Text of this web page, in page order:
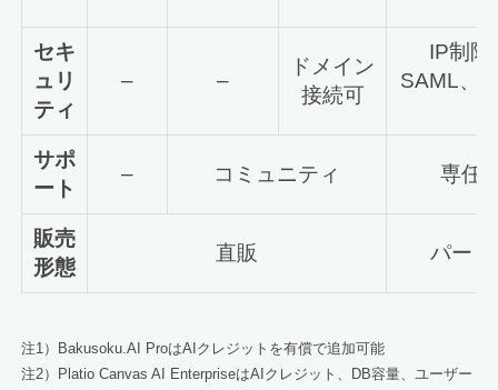
セキ
ュリ
ティ
– –
ドメイン
接続可
IP制限
SAML、
サポ
ート
– コミュニティ 専任
販売
形態
直販 パー
注1）Bakusoku.AI ProはAIクレジットを有償で追加可能
注2）Platio Canvas AI EnterpriseはAIクレジット、DB容量、ユーザー